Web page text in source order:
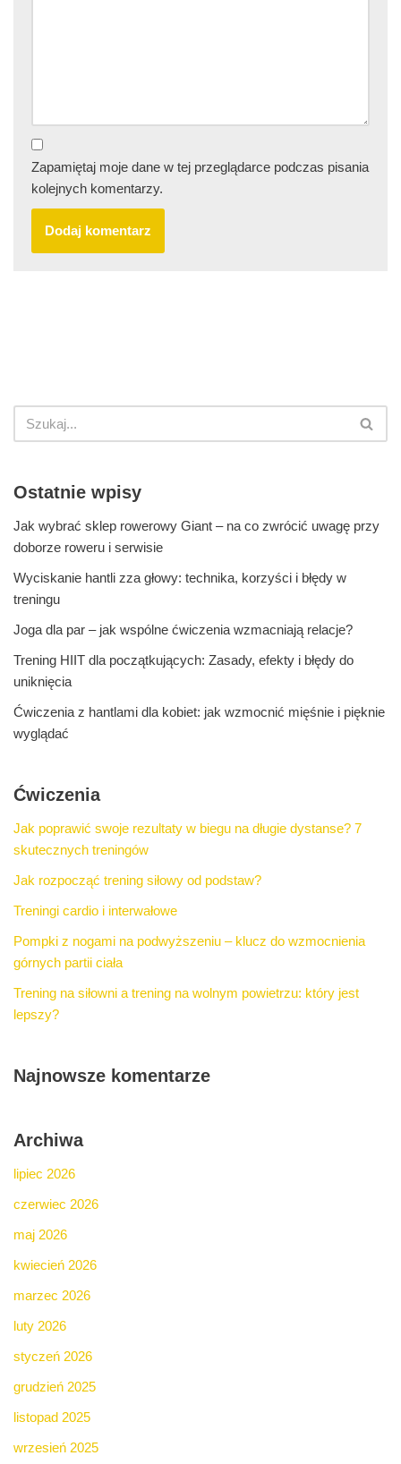
Zapamiętaj moje dane w tej przeglądarce podczas pisania
kolejnych komentarzy.
Ostatnie wpisy
Jak wybrać sklep rowerowy Giant – na co zwrócić uwagę przy
doborze roweru i serwisie
Wyciskanie hantli zza głowy: technika, korzyści i błędy w
treningu
Joga dla par – jak wspólne ćwiczenia wzmacniają relacje?
Trening HIIT dla początkujących: Zasady, efekty i błędy do
uniknięcia
Ćwiczenia z hantlami dla kobiet: jak wzmocnić mięśnie i pięknie
wyglądać
Ćwiczenia
Jak poprawić swoje rezultaty w biegu na długie dystanse? 7
skutecznych treningów
Jak rozpocząć trening siłowy od podstaw?
Treningi cardio i interwałowe
Pompki z nogami na podwyższeniu – klucz do wzmocnienia
górnych partii ciała
Trening na siłowni a trening na wolnym powietrzu: który jest
lepszy?
Najnowsze komentarze
Archiwa
lipiec 2026
czerwiec 2026
maj 2026
kwiecień 2026
marzec 2026
luty 2026
styczeń 2026
grudzień 2025
listopad 2025
wrzesień 2025